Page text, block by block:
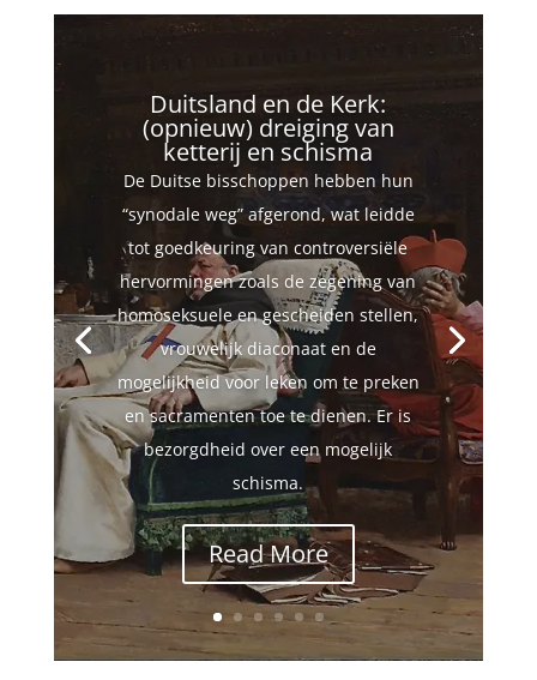
Duitsland en de Kerk:
(opnieuw) dreiging van
ketterij en schisma
De Duitse bisschoppen hebben hun
“synodale weg” afgerond, wat leidde
tot goedkeuring van controversiële
hervormingen zoals de zegening van
homoseksuele en gescheiden stellen,
vrouwelijk diaconaat en de
mogelijkheid voor leken om te preken
en sacramenten toe te dienen. Er is
bezorgdheid over een mogelijk
schisma.
Read More